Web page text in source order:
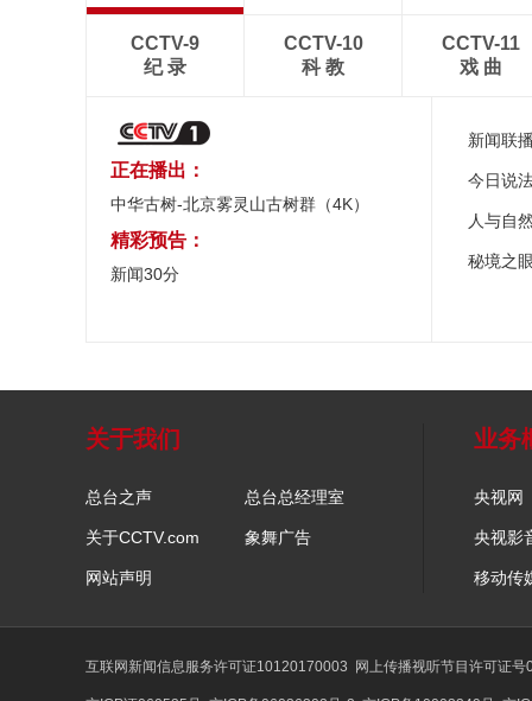
CCTV-9
纪 录
CCTV-10
科 教
CCTV-11
戏 曲
正在播出：
中华古树-北京雾灵山古树群（4K）
精彩预告：
新闻30分
新闻联
今日说
人与自
秘境之
关于我们
总台之声 总台总经理室
关于CCTV.com 象舞广告
网站声明
业务
央视网
央视影
移动传
互联网新闻信息服务许可证10120170003 网上传播视听节目许可证